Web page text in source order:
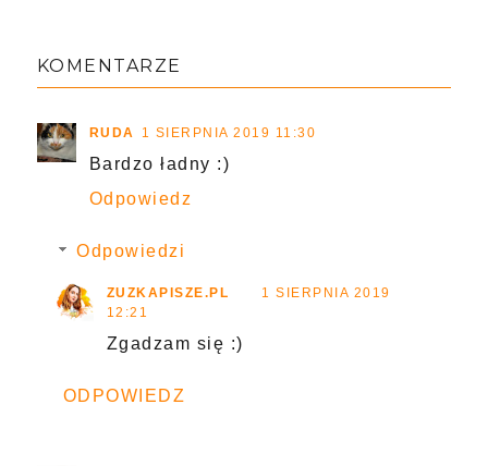
KOMENTARZE
RUDA 1 SIERPNIA 2019 11:30
Bardzo ładny :)
Odpowiedz
Odpowiedzi
ZUZKAPISZE.PL
1 SIERPNIA 2019
12:21
Zgadzam się :)
ODPOWIEDZ